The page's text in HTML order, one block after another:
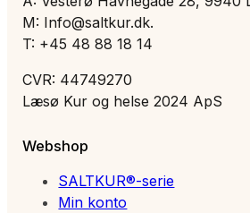
M: Info@saltkur.dk.
T: +45 48 88 18 14
CVR: 44749270
Læsø Kur og helse 2024 ApS
Webshop
SALTKUR®-serie
Min konto